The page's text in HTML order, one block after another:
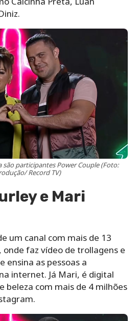
são participantes Power Couple (Foto:
Record TV)
e Mari
um canal com mais de 13
onde faz vídeo de trollagens e
ensina as pessoas a
internet. Já Mari, é digital
beleza com mais de 4 milhões